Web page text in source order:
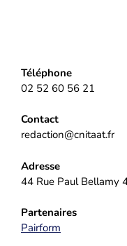
Téléphone
02 52 60 56 21
Contact
redaction@cnitaat.fr
Adresse
44 Rue Paul Bellamy
Partenaires
Pairform